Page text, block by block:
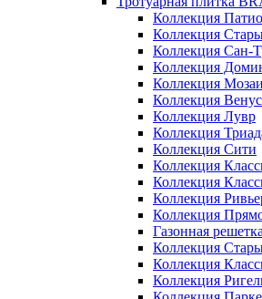
Коллекция Патио
Коллекция
Коллекция Сан-
Коллекция
Коллекция
Коллекция
Коллекция Лувр
Коллекция
Коллекция Сити
Коллекция
Коллекция
Коллекция
Коллекция
Газонная решетка
Коллекция
Коллекция
Коллекция